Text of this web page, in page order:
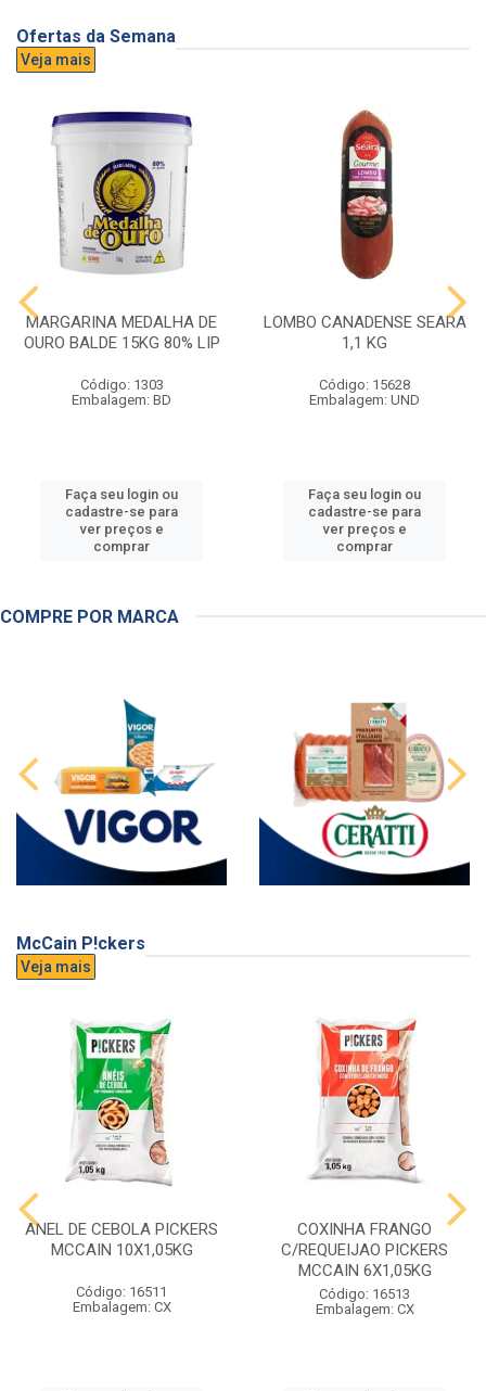
Ofertas da Semana
Veja mais
MARGARINA MEDALHA DE
OURO BALDE 15KG 80% LIP
Código: 1303
Embalagem: BD
Faça seu login ou
cadastre-se para
ver preços e
comprar
LOMBO CANADENSE SEARA
1,1 KG
Código: 15628
Embalagem: UND
Faça seu login ou
cadastre-se para
ver preços e
comprar
COMPRE POR MARCA
McCain P!ckers
Veja mais
ANEL DE CEBOLA PICKERS
MCCAIN 10X1,05KG
Código: 16511
Embalagem: CX
COXINHA FRANGO
C/REQUEIJAO PICKERS
MCCAIN 6X1,05KG
Código: 16513
Embalagem: CX